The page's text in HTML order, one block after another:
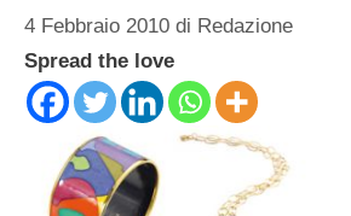
4 Febbraio 2010 di Redazione
Spread the love